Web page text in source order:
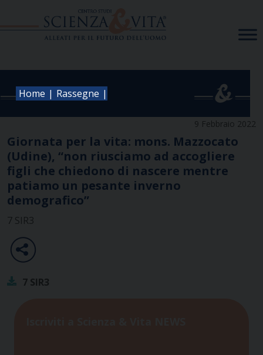
Home | Rassegne |
9 Febbraio 2022
Giornata per la vita: mons. Mazzocato
(Udine), “non riusciamo ad accogliere
figli che chiedono di nascere mentre
patiamo un pesante inverno
demografico”
7 SIR3
7 SIR3